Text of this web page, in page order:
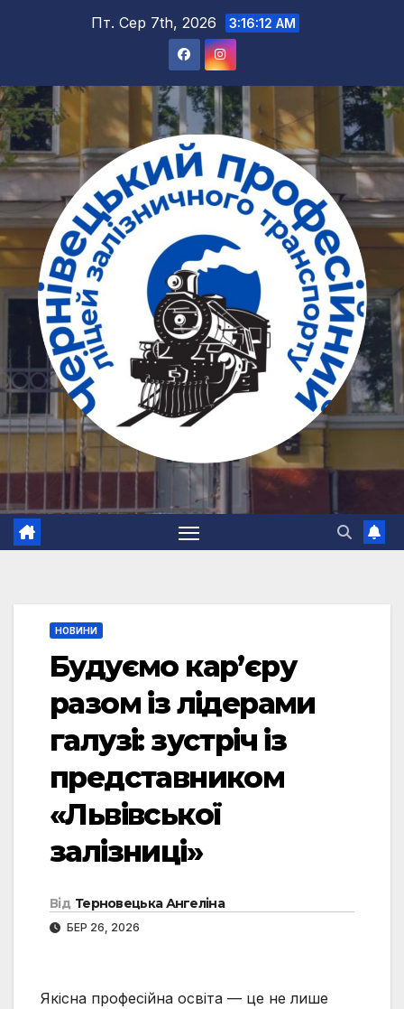
Пт. Сер 7th, 2026 3:16:13 AM
НОВИНИ
Будуємо кар’єру
разом із лідерами
галузі: зустріч із
представником
«Львівської
залізниці»
Від Терновецька Ангеліна
БЕР 26, 2026
Якісна професійна освіта — це не лише